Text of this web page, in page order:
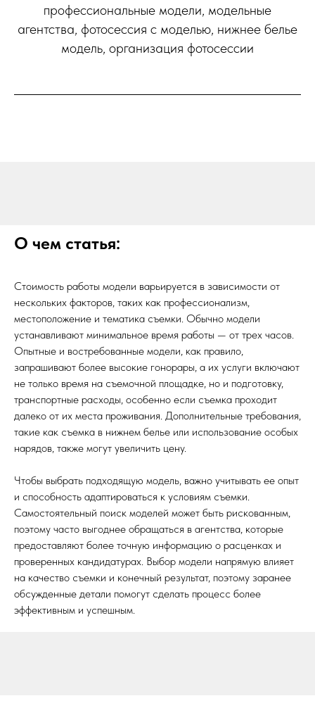
профессиональные модели, модельные
агентства, фотосессия с моделью, нижнее белье
модель, организация фотосессии
О чем статья:
Стоимость работы модели варьируется в зависимости от
нескольких факторов, таких как профессионализм,
местоположение и тематика съемки. Обычно модели
устанавливают минимальное время работы — от трех часов.
Опытные и востребованные модели, как правило,
запрашивают более высокие гонорары, а их услуги включают
не только время на съемочной площадке, но и подготовку,
транспортные расходы, особенно если съемка проходит
далеко от их места проживания. Дополнительные требования,
такие как съемка в нижнем белье или использование особых
нарядов, также могут увеличить цену.
Чтобы выбрать подходящую модель, важно учитывать ее опыт
и способность адаптироваться к условиям съемки.
Самостоятельный поиск моделей может быть рискованным,
поэтому часто выгоднее обращаться в агентства, которые
предоставляют более точную информацию о расценках и
проверенных кандидатурах. Выбор модели напрямую влияет
на качество съемки и конечный результат, поэтому заранее
обсужденные детали помогут сделать процесс более
эффективным и успешным.